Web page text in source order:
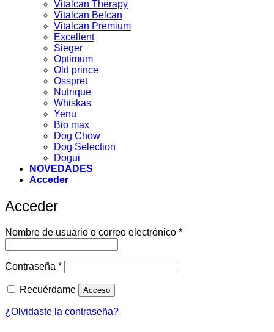
Vitalcan Therapy
Vitalcan Belcan
Vitalcan Premium
Excellent
Sieger
Optimum
Old prince
Osspret
Nutrique
Whiskas
Yenu
Bio max
Dog Chow
Dog Selection
Dogui
NOVEDADES
Acceder
Acceder
Nombre de usuario o correo electrónico *Obligatorio
Contraseña *Obligatorio
Recuérdame Acceso
¿Olvidaste la contraseña?